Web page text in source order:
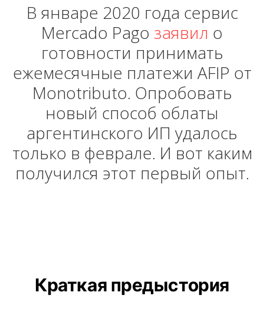
В январе 2020 года сервис
Mercado Pago заявил о
готовности принимать
ежемесячные платежи AFIP от
Monotributo. Опробовать
новый способ облаты
аргентинского ИП удалось
только в феврале. И вот каким
получился этот первый опыт.
Краткая предыстория